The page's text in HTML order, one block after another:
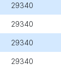
29340
29340
29340
29340